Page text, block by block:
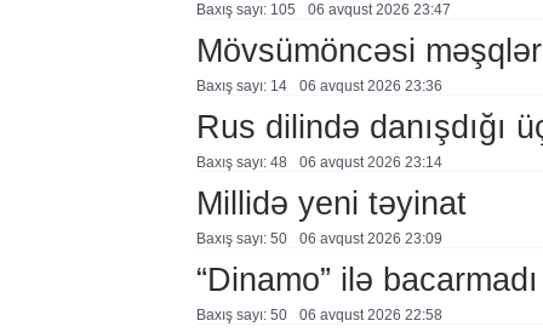
Baxış sayı: 105 06 avqust 2026 23:47
Mövsümöncəsi
Baxış sayı: 14 06 avqust 2026 23:36
Rus dilində danışdığı
Baxış sayı: 48 06 avqust 2026 23:14
Millidə yeni təyinat
Baxış sayı: 50 06 avqust 2026 23:09
“Dinamo” ilə bacarmadı
Baxış sayı: 50 06 avqust 2026 22:58